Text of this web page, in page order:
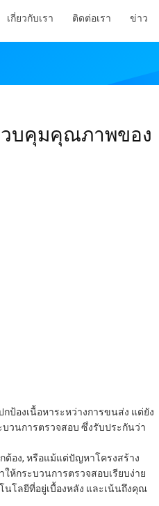
เกี่ยวกับเรา ติดต่อเรา ข่าว
วบคุมคุณภาพของ
องเนื้อหาระหว่างการขนส่ง แต่ยัง
นการตรวจสอบ ซึ่งรับประกันว่า
ต้อง, หรือแม้แต่ปัญหาโครงสร้าง
ให้กระบวนการตรวจสอบเรียบง่าย
นโลยีที่อยู่เบื้องหลัง และเน้นถึงคุณ